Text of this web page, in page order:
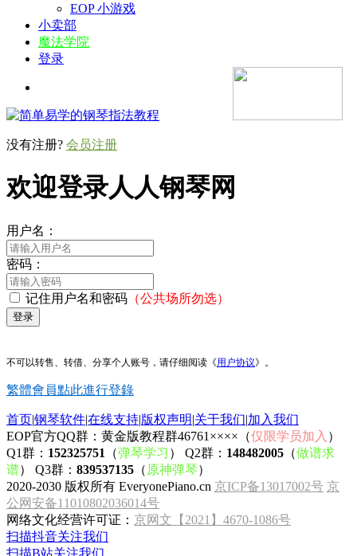
EOP 小游戏
小卖部
魔法学院
登录
没有注册? 会员注册
欢迎登录人人钢琴网
用户名：
密码：
记住用户名和密码 （公共场所勿选）
登录
不可以转售、转借、分享个人账号，请仔细阅读《用户协议》。
繁體會員點此進行登錄
首页|钢琴软件|在线支持|版权声明|关于我们|加入我们
EOP官方QQ群：黄金版教程群46761××××（仅限学员加入 ）
Q1群： 152325751 （弹琴学习 ） Q2群： 148482005 （做谱求
谱） Q3群： 839537135 （ 原神弹琴）
2020-2030 版权所有 EveryonePiano.cn 京ICP备13017002号 京
公网安备11010802036014号
网络文化经营许可证： 京网文【2021】4670-1086号
扫描抖音关注我们
扫描B站关注我们